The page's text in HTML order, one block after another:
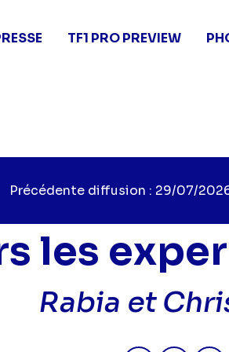
TF1 PRO PREVIEW
Précédente diffusion : 29/07/2026
les
Rabia et